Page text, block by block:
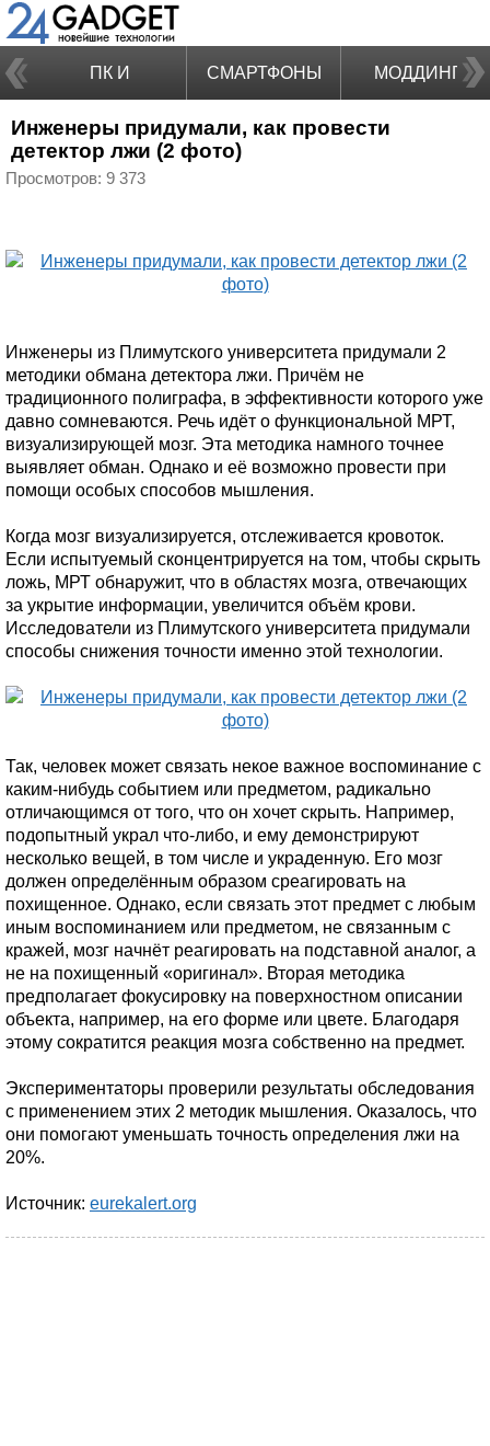
ПК И
НОУТБУКИ
СМАРТФОНЫ МОДДИНГ
Инженеры придумали, как провести
детектор лжи (2 фото)
Просмотров: 9 373
Инженеры из Плимутского университета придумали 2
методики обмана детектора лжи. Причём не
традиционного полиграфа, в эффективности которого уже
давно сомневаются. Речь идёт о функциональной МРТ,
визуализирующей мозг. Эта методика намного точнее
выявляет обман. Однако и её возможно провести при
помощи особых способов мышления.
Когда мозг визуализируется, отслеживается кровоток.
Если испытуемый сконцентрируется на том, чтобы скрыть
ложь, МРТ обнаружит, что в областях мозга, отвечающих
за укрытие информации, увеличится объём крови.
Исследователи из Плимутского университета придумали
способы снижения точности именно этой технологии.
Так, человек может связать некое важное воспоминание с
каким-нибудь событием или предметом, радикально
отличающимся от того, что он хочет скрыть. Например,
подопытный украл что-либо, и ему демонстрируют
несколько вещей, в том числе и украденную. Его мозг
должен определённым образом среагировать на
похищенное. Однако, если связать этот предмет с любым
иным воспоминанием или предметом, не связанным с
кражей, мозг начнёт реагировать на подставной аналог, а
не на похищенный «оригинал». Вторая методика
предполагает фокусировку на поверхностном описании
объекта, например, на его форме или цвете. Благодаря
этому сократится реакция мозга собственно на предмет.
Экспериментаторы проверили результаты обследования
с применением этих 2 методик мышления. Оказалось, что
они помогают уменьшать точность определения лжи на
20%.
Источник: eurekalert.org